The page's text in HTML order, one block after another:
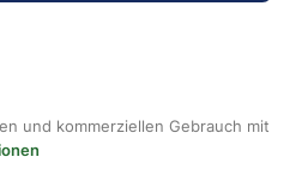
und kommerziellen Gebrauch mit